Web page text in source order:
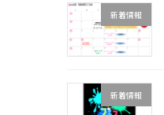
新着情報
新着情報